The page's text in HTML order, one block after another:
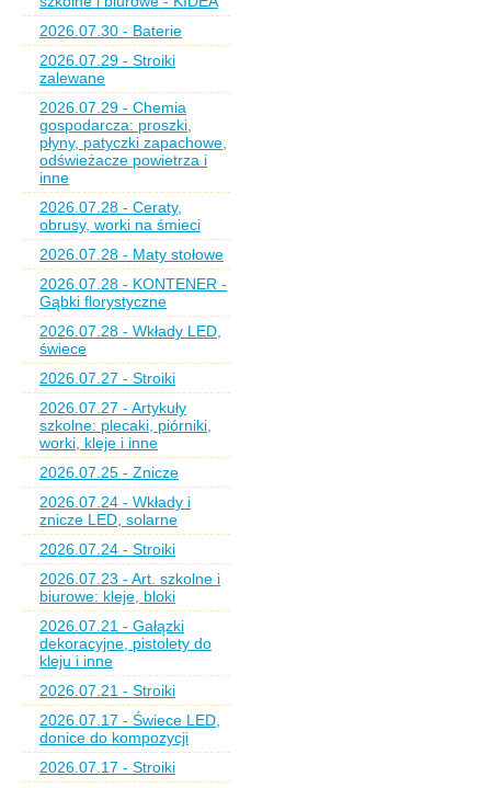
2026.07.30 - Baterie
2026.07.29 - Stroiki
zalewane
2026.07.29 - Chemia
gospodarcza: proszki,
płyny, patyczki zapachowe,
odświeżacze powietrza i
inne
2026.07.28 - Ceraty,
obrusy, worki na śmieci
2026.07.28 - Maty stołowe
2026.07.28 - KONTENER -
Gąbki florystyczne
2026.07.28 - Wkłady LED,
świece
2026.07.27 - Stroiki
2026.07.27 - Artykuły
szkolne: plecaki, piórniki,
worki, kleje i inne
2026.07.25 - Znicze
2026.07.24 - Wkłady i
znicze LED, solarne
2026.07.24 - Stroiki
2026.07.23 - Art. szkolne i
biurowe: kleje, bloki
2026.07.21 - Gałązki
dekoracyjne, pistolety do
kleju i inne
2026.07.21 - Stroiki
2026.07.17 - Świece LED,
donice do kompozycji
2026.07.17 - Stroiki